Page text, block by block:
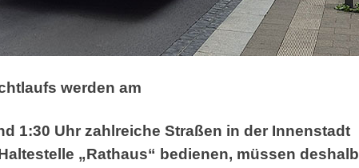
werden am
1:30 Uhr zahlreiche Straßen in der Innenstadt
„Rathaus“ bedienen, müssen deshalb